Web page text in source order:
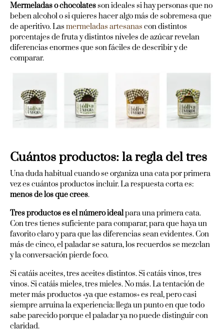
Mermeladas o chocolatesson ideales si hay personas que no
beben alcohol o si quieres hacer algo más de sobremesa que
de aperitivo. Las mermeladas artesanas con distintos
porcentajes de fruta y distintos niveles de azúcar revelan
diferencias enormes que son fáciles de describir y de
comparar.
Cuántos productos: la regla del tres
Una duda habitual cuando se organiza una cata por primera
vez es cuántos productos incluir. La respuesta corta es:
menos de los que crees.
Tres productos es el número idealpara una primera cata.
Con tres tienes suficiente para comparar, para que haya un
favorito claro y para que las diferencias sean evidentes. Con
más de cinco, el paladar se satura, los recuerdos se mezclan
y la conversación pierde foco.
Si catáis aceites, tres aceites distintos. Si catáis vinos, tres
vinos. Si catáis mieles, tres mieles. No más. La tentación de
meter más productos «ya que estamos» es real, pero casi
siempre arruina la experiencia: llega un punto en que todo
sabe parecido porque el paladar ya no puede distinguir con
claridad.